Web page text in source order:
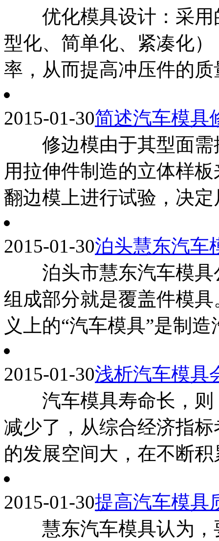
优化模具设计：采用
型化、简单化、紧凑化
率，从而提高冲压件的质
2015-01-30简述汽车模具
修边模由于其型面需
用拉伸件制造的立体样
翻边模上进行试验，决
2015-01-30泊头慧东汽车
泊头市慧东汽车模具
组成部分就是覆盖件模
义上的“汽车模具”是制
2015-01-30浅析汽车模
汽车模具寿命长，则
减少了，从综合经济指
的发展空间大，在不断
2015-01-30提高汽车模具
慧东汽车模具认为，